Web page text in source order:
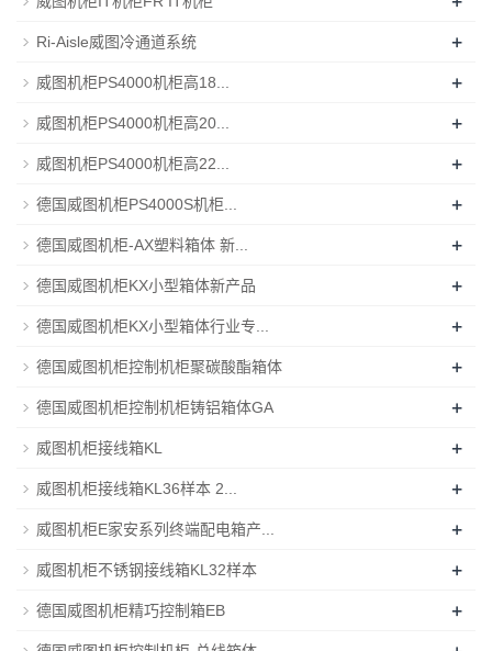
Ri-Aisle威图冷通道系统 +
威图机柜PS4000机柜高18... +
威图机柜PS4000机柜高20... +
威图机柜PS4000机柜高22... +
德国威图机柜PS4000S机柜... +
德国威图机柜-AX塑料箱体 新... +
德国威图机柜KX小型箱体新产品 +
德国威图机柜KX小型箱体行业专... +
德国威图机柜控制机柜聚碳酸酯箱体 +
德国威图机柜控制机柜铸铝箱体GA +
威图机柜接线箱KL +
威图机柜接线箱KL36样本 2... +
威图机柜E家安系列终端配电箱产... +
威图机柜不锈钢接线箱KL32样本 +
德国威图机柜精巧控制箱EB +